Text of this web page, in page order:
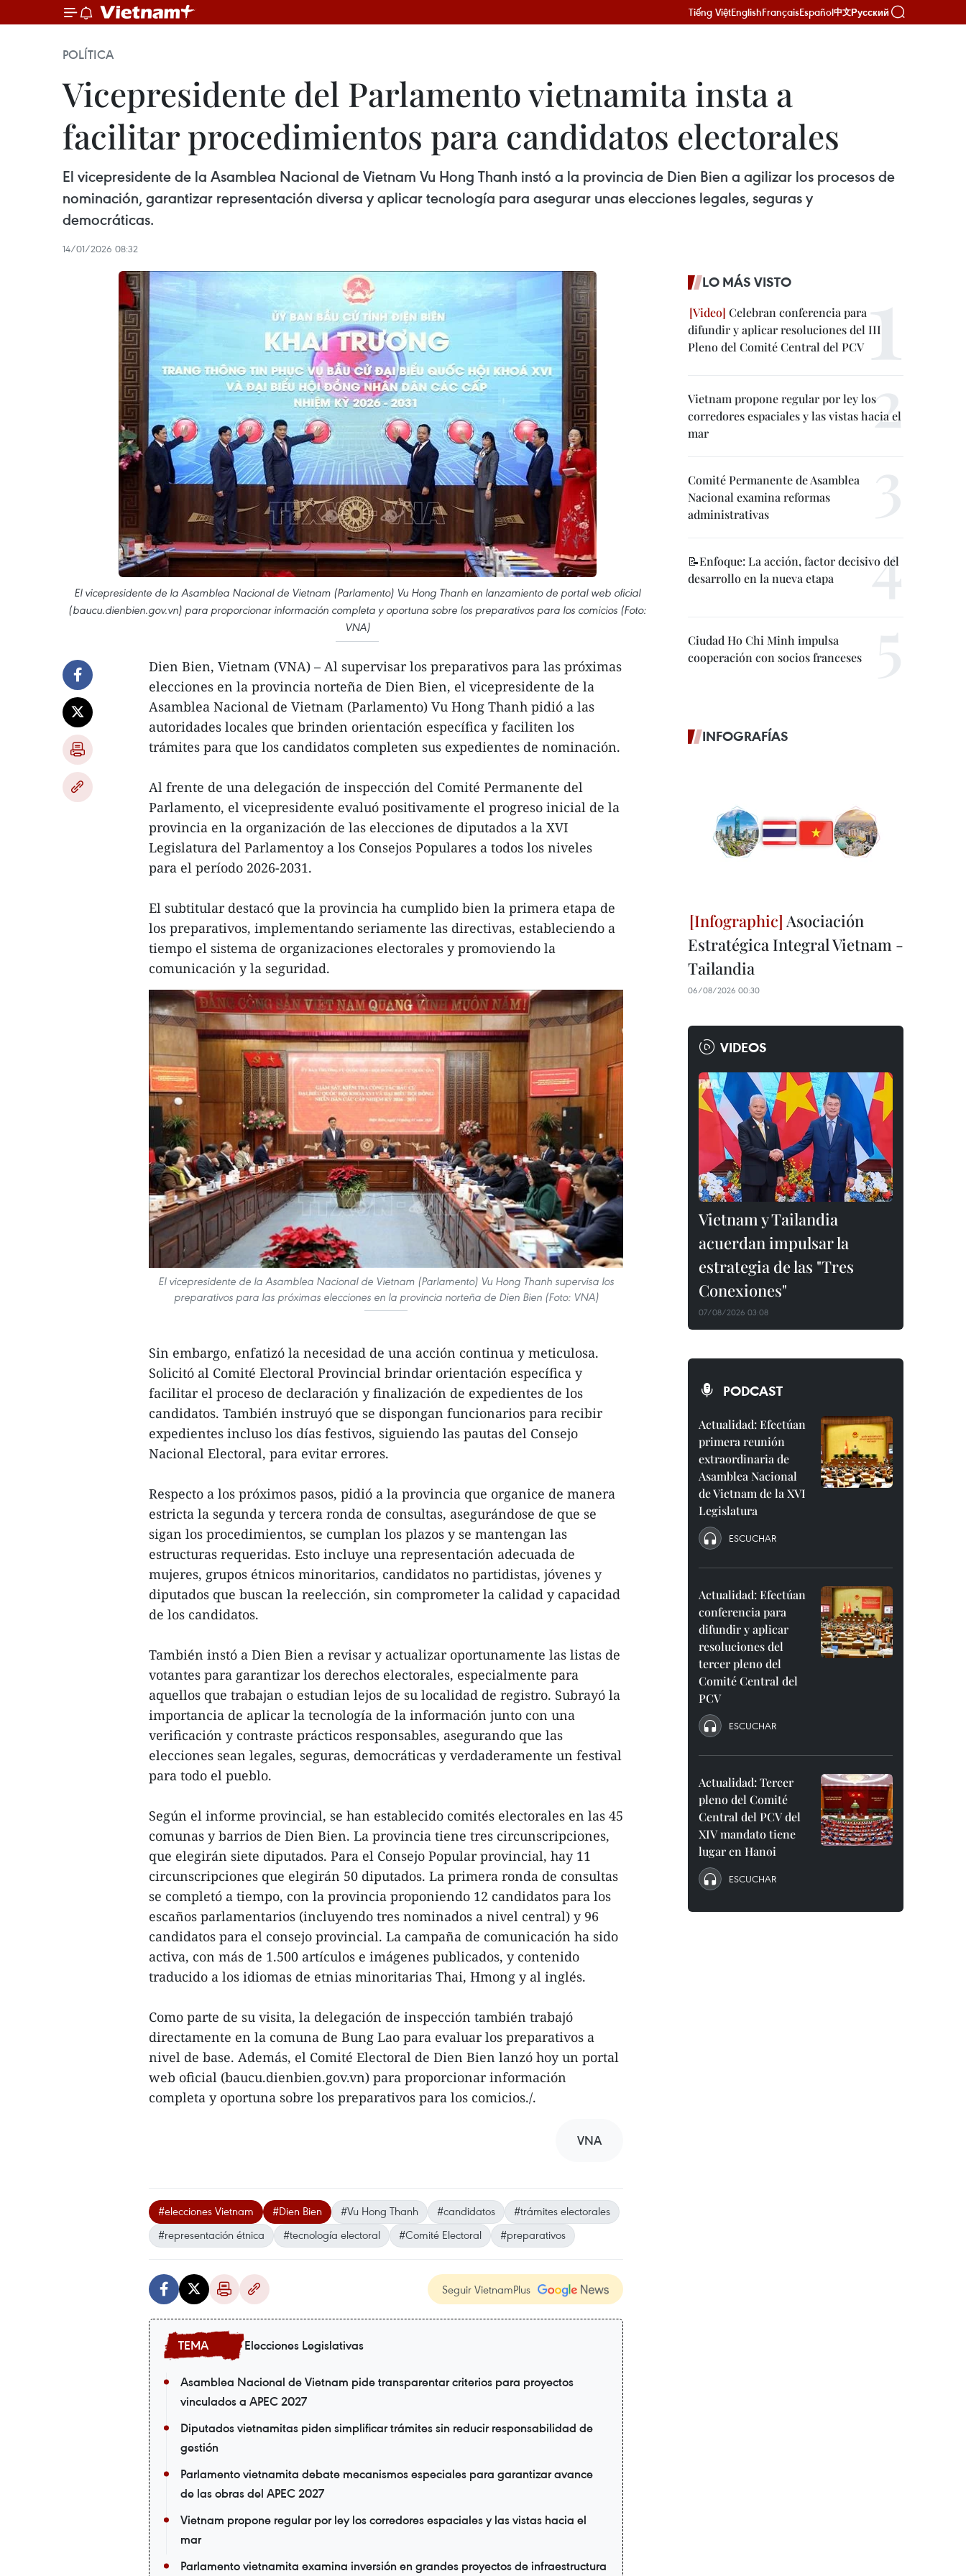
Tiếng ViệtEnglishFrançaisEspañol中文Русский
POLÍTICA
Vicepresidente del Parlamento vietnamita insta a
facilitar procedimientos para candidatos electorales
El vicepresidente de la Asamblea Nacional de Vietnam Vu Hong Thanh instó a la provincia de Dien Bien a agilizar los procesos de
nominación, garantizar representación diversa y aplicar tecnología para asegurar unas elecciones legales, seguras y
democráticas.
14/01/2026 08:32
El vicepresidente de la Asamblea Nacional de Vietnam (Parlamento) Vu Hong Thanh en lanzamiento de portal web oficial
(baucu.dienbien.gov.vn) para proporcionar información completa y oportuna sobre los preparativos para los comicios (Foto:
VNA)
Dien Bien, Vietnam (VNA) – Al supervisar los preparativos para las próximas
elecciones en la provincia norteña de Dien Bien, el vicepresidente de la
Asamblea Nacional de Vietnam (Parlamento) Vu Hong Thanh pidió a las
autoridades locales que brinden orientación específica y faciliten los
trámites para que los candidatos completen sus expedientes de nominación.
Al frente de una delegación de inspección del Comité Permanente del
Parlamento, el vicepresidente evaluó positivamente el progreso inicial de la
provincia en la organización de las elecciones de diputados a la XVI
Legislatura del Parlamentoy a los Consejos Populares a todos los niveles
para el período 2026-2031.
El subtitular destacó que la provincia ha cumplido bien la primera etapa de
los preparativos, implementando seriamente las directivas, estableciendo a
tiempo el sistema de organizaciones electorales y promoviendo la
comunicación y la seguridad.
El vicepresidente de la Asamblea Nacional de Vietnam (Parlamento) Vu Hong Thanh supervisa los
preparativos para las próximas elecciones en la provincia norteña de Dien Bien (Foto: VNA)
Sin embargo, enfatizó la necesidad de una acción continua y meticulosa.
Solicitó al Comité Electoral Provincial brindar orientación específica y
facilitar el proceso de declaración y finalización de expedientes de los
candidatos. También instruyó que se dispongan funcionarios para recibir
expedientes incluso los días festivos, siguiendo las pautas del Consejo
Nacional Electoral, para evitar errores.
Respecto a los próximos pasos, pidió a la provincia que organice de manera
estricta la segunda y tercera ronda de consultas, asegurándose de que se
sigan los procedimientos, se cumplan los plazos y se mantengan las
estructuras requeridas. Esto incluye una representación adecuada de
mujeres, grupos étnicos minoritarios, candidatos no partidistas, jóvenes y
diputados que buscan la reelección, sin comprometer la calidad y capacidad
de los candidatos.
También instó a Dien Bien a revisar y actualizar oportunamente las listas de
votantes para garantizar los derechos electorales, especialmente para
aquellos que trabajan o estudian lejos de su localidad de registro. Subrayó la
importancia de aplicar la tecnología de la información junto con una
verificación y contraste prácticos responsables, asegurando que las
elecciones sean legales, seguras, democráticas y verdaderamente un festival
para todo el pueblo.
Según el informe provincial, se han establecido comités electorales en las 45
comunas y barrios de Dien Bien. La provincia tiene tres circunscripciones,
que elegirán siete diputados. Para el Consejo Popular provincial, hay 11
circunscripciones que elegirán 50 diputados. La primera ronda de consultas
se completó a tiempo, con la provincia proponiendo 12 candidatos para los
escaños parlamentarios (incluyendo tres nominados a nivel central) y 96
candidatos para el consejo provincial. La campaña de comunicación ha sido
activa, con más de 1.500 artículos e imágenes publicados, y contenido
traducido a los idiomas de etnias minoritarias Thai, Hmong y al inglés.
Como parte de su visita, la delegación de inspección también trabajó
directamente en la comuna de Bung Lao para evaluar los preparativos a
nivel de base. Además, el Comité Electoral de Dien Bien lanzó hoy un portal
web oficial (baucu.dienbien.gov.vn) para proporcionar información
completa y oportuna sobre los preparativos para los comicios./.
VNA
#elecciones Vietnam #Dien Bien #Vu Hong Thanh #candidatos
#trámites electorales
#representación étnica
#tecnología electoral #Comité Electoral #preparativos
Seguir VietnamPlus
Elecciones Legislativas
Asamblea Nacional de Vietnam pide transparentar criterios para proyectos
vinculados a APEC 2027
Diputados vietnamitas piden simplificar trámites sin reducir responsabilidad de
gestión
Parlamento vietnamita debate mecanismos especiales para garantizar avance
de las obras del APEC 2027
Vietnam propone regular por ley los corredores espaciales y las vistas hacia el
mar
Parlamento vietnamita examina inversión en grandes proyectos de infraestructura
LO MÁS VISTO
Celebran conferencia para
difundir y aplicar resoluciones del III
Pleno del Comité Central del PCV
Vietnam propone regular por ley los
corredores espaciales y las vistas hacia el
mar
Comité Permanente de Asamblea
Nacional examina reformas
administrativas
📝Enfoque: La acción, factor decisivo del
desarrollo en la nueva etapa
Ciudad Ho Chi Minh impulsa
cooperación con socios franceses
INFOGRAFÍAS
Asociación
Estratégica Integral Vietnam -
Tailandia
06/08/2026 00:30
VIDEOS
Vietnam y Tailandia
acuerdan impulsar la
estrategia de las "Tres
Conexiones"
07/08/2026 03:08
PODCAST
Actualidad: Efectúan
primera reunión
extraordinaria de
Asamblea Nacional
de Vietnam de la XVI
Legislatura
ESCUCHAR
Actualidad: Efectúan
conferencia para
difundir y aplicar
resoluciones del
tercer pleno del
Comité Central del
PCV
ESCUCHAR
Actualidad: Tercer
pleno del Comité
Central del PCV del
XIV mandato tiene
lugar en Hanoi
ESCUCHAR